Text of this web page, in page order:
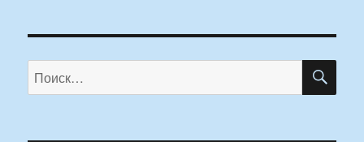
Искать: